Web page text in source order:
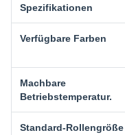
Spezifikationen
Verfügbare Farben
Machbare
Betriebstemperatur.
Standard-Rollengröße